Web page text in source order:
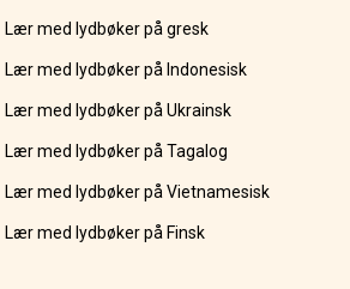
Lær med lydbøker på gresk
Lær med lydbøker på Indonesisk
Lær med lydbøker på Ukrainsk
Lær med lydbøker på Tagalog
Lær med lydbøker på Vietnamesisk
Lær med lydbøker på Finsk